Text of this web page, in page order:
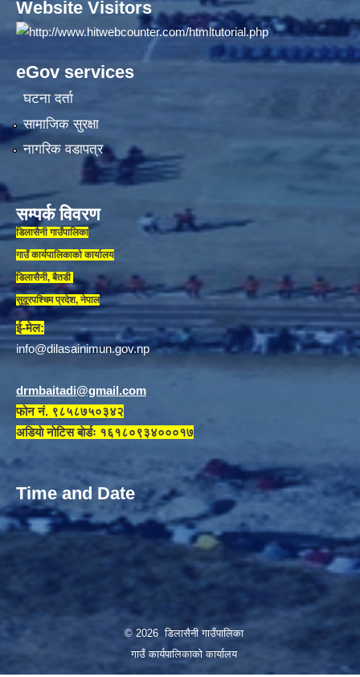
Website Visitors
eGov services
घटना दर्ता
सामाजिक सुरक्षा
नागरिक वडापत्र
सम्पर्क विवरण
डिलासैनी गाउँपालिका
गाउँ कार्यपालिकाकाे कार्यालय
डिलासैनी, बैतडी
सुदूरपश्चिम प्रदेश, नेपाल
ई-मेल:
info@dilasainimun.gov.np
drmbaitadi@gmail.com
फोन नं. ९८५८७५०३४२
अडियाे नाेटिस बाेर्डः १६१८०९३४०००१७
Time and Date
© 2026 डिलासैनी गाउँपालिका
गाउँ कार्यपालिकाको कार्यालय